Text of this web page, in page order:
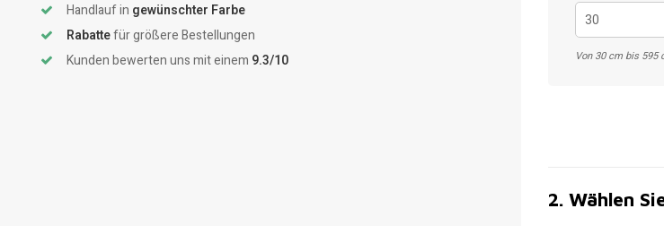
Handlauf in gewünschter Farbe
Rabattefür größere Bestellungen
Kunden bewerten uns mit einem 9.3/10 Von 30 cm bis 595
2. Wählen